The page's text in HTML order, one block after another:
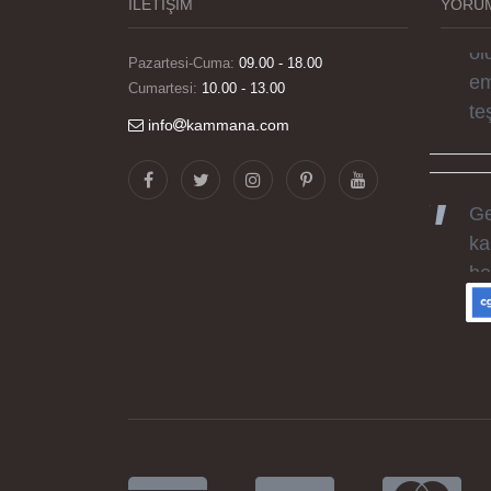
İLETİŞİM
Pazartesi-Cuma: 09.00 - 18.00
Cumartesi: 10.00 - 13.00
info kammana.com